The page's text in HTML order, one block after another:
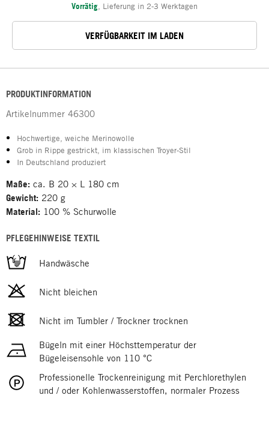
Vorrätig Lieferung in 2-3 Werktagen
VERFÜGBARKEIT IM LADEN
PRODUKTINFORMATION
Artikelnummer 46300
Hochwertige, weiche Merinowolle
Grob in Rippe gestrickt, im klassischen Troyer-Stil
In Deutschland produziert
Maße: ca. B 20 × L 180 cm
Gewicht: 220 g
Material: 100 % Schurwolle
PFLEGEHINWEISE TEXTIL
Handwäsche
Nicht bleichen
Nicht im Tumbler / Trockner trocknen
Bügeln mit einer Höchsttemperatur der
Bügeleisensohle von 110 °C
Professionelle Trockenreinigung mit Perchlorethylen
und / oder Kohlenwasserstoffen, normaler Prozess